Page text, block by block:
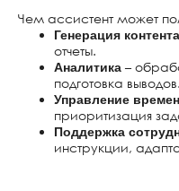
Чем ассистент может
Генерация контента
отчеты.
Аналитика –
подготовка выводов.
Управление
приоритизация
Поддержка
инструкции,